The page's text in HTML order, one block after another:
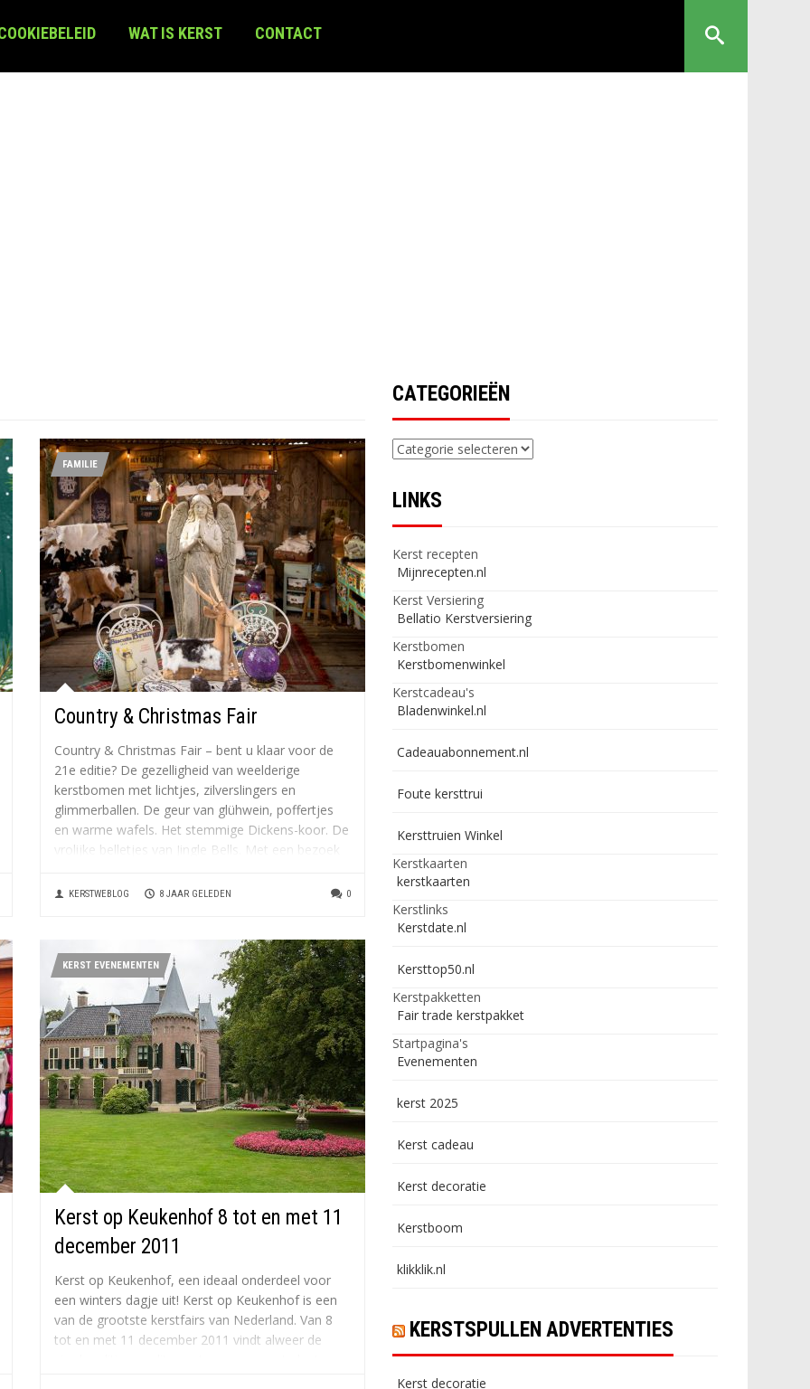
WAT IS KERST CONTACT
FAMILIE
Country & Christmas Fair
Country & Christmas Fair – bent u klaar voor de
21e editie? De gezelligheid van weelderige
kerstbomen met lichtjes, zilverslingers en
glimmerballen. De geur van glühwein, poffertjes
en warme wafels. Het stemmige Dickens-koor. De
vrolijke belletjes van Jingle Bells. Met een bezoek
KERSTWEBLOG 8 JAAR GELEDEN 0
KERST EVENEMENTEN
Kerst op Keukenhof 8 tot en met 11
december 2011
Kerst op Keukenhof, een ideaal onderdeel voor
een winters dagje uit! Kerst op Keukenhof is een
van de grootste kerstfairs van Nederland. Van 8
tot en met 11 december 2011 vindt alweer de
CATEGORIEËN
Categorieën
LINKS
Kerst recepten
Mijnrecepten.nl
Kerst Versiering
Bellatio Kerstversiering
Kerstbomen
Kerstbomenwinkel
Kerstcadeau's
Bladenwinkel.nl
Cadeauabonnement.nl
Foute kersttrui
Kersttruien Winkel
Kerstkaarten
kerstkaarten
Kerstlinks
Kerstdate.nl
Kersttop50.nl
Kerstpakketten
Fair trade kerstpakket
Startpagina's
Evenementen
kerst 2025
Kerst cadeau
Kerst decoratie
Kerstboom
klikklik.nl
KERSTSPULLEN ADVERTENTIES
Kerst decoratie